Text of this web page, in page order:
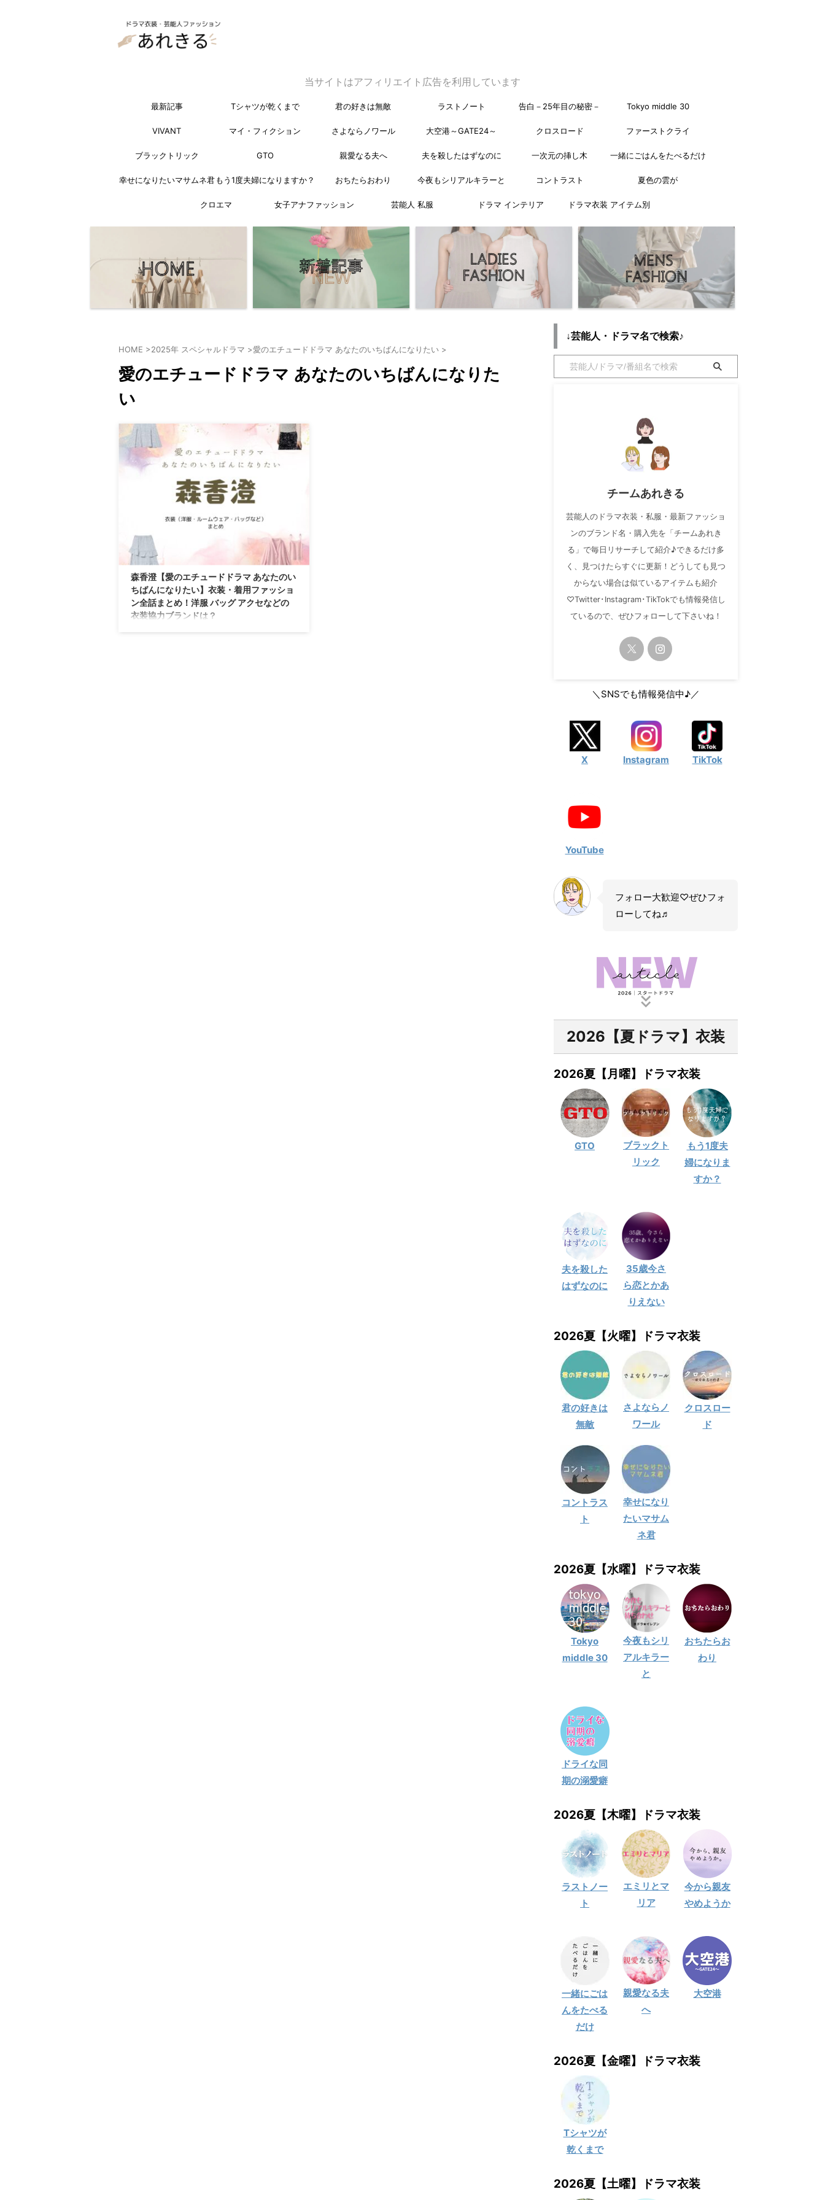
当サイトはアフィリエイト広告を利用しています
最新記事 Tシャツが乾くまで 君の好きは無敵 ラストノート 告白－25年目の秘密－ Tokyo middle 30
VIVANT マイ・フィクション さよならノワール 大空港～GATE24～ クロスロード ファーストクライ
ブラックトリック GTO 親愛なる夫へ 夫を殺したはずなのに 一次元の挿し木 一緒にごはんをたべるだけ
幸せになりたいマサムネ君 もう1度夫婦になりますか？ おちたらおわり 今夜もシリアルキラーと コントラスト 夏色の雲が
クロエマ 女子アナファッション 芸能人 私服 ドラマ インテリア ドラマ衣装 アイテム別
HOME >2025年 スペシャルドラマ >愛のエチュードドラマ あなたのいちばんになりたい >
愛のエチュードドラマ あなたのいちばんになりた
い
森香澄【愛のエチュードドラマ あなたのい
ちばんになりたい】衣装・着用ファッショ
ン全話まとめ！洋服 バッグ アクセなどの
衣装協力ブランドは？
↓芸能人・ドラマ名で検索♪
チームあれきる
芸能人のドラマ衣装・私服・最新ファッショ
ンのブランド名・購入先を「チームあれき
る」で毎日リサーチして紹介♪できるだけ多
く、見つけたらすぐに更新！どうしても見つ
からない場合は似ているアイテムも紹介
♡Twitter･Instagram･TikTokでも情報発信し
ているので、ぜひフォローして下さいね！
＼SNSでも情報発信中♪／
X Instagram TikTok
YouTube
フォロー大歓迎♡ぜひフォ
ローしてね♬
2026【夏ドラマ】衣装
2026夏【月曜】ドラマ衣装
GTO
ブラックト
リック
もう1度夫
婦になりま
すか？
夫を殺した
はずなのに
35歳今さ
ら恋とかあ
りえない
2026夏【火曜】ドラマ衣装
君の好きは
無敵
さよならノ
ワール
クロスロー
ド
コントラス
ト
幸せになり
たいマサム
ネ君
2026夏【水曜】ドラマ衣装
Tokyo
middle 30
今夜もシリ
アルキラー
と
おちたらお
わり
ドライな同
期の溺愛癖
2026夏【木曜】ドラマ衣装
ラストノー
ト
エミリとマ
リア
今から親友
やめようか
一緒にごは
んをたべる
だけ
親愛なる夫
へ
大空港
2026夏【金曜】ドラマ衣装
Tシャツが
乾くまで
2026夏【土曜】ドラマ衣装